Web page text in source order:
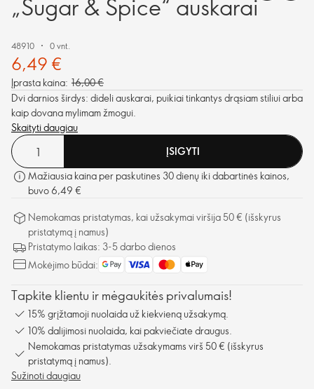
„Sugar & Spice“ auskarai
48910 0 vnt.
6,49 €
Įprasta kaina: 16,00 €
Dvi darnios širdys: dideli auskarai, puikiai tinkantys drąsiam stiliui arba
kaip dovana mylimam žmogui.
Skaityti daugiau
ĮSIGYTI
Mažiausia kaina per paskutines 30 dienų iki dabartinės kainos,
buvo 6,49 €
Nemokamas pristatymas, kai užsakymai viršija 50 € (išskyrus
pristatymą į namus)
Pristatymo laikas: 3-5 darbo dienos
Mokėjimo būdai:
Tapkite klientu ir mėgaukitės privalumais!
15% grįžtamoji nuolaida už kiekvieną užsakymą.
10% dalijimosi nuolaida, kai pakviečiate draugus.
Nemokamas pristatymas užsakymams virš 50 € (išskyrus
pristatymą į namus).
Sužinoti daugiau